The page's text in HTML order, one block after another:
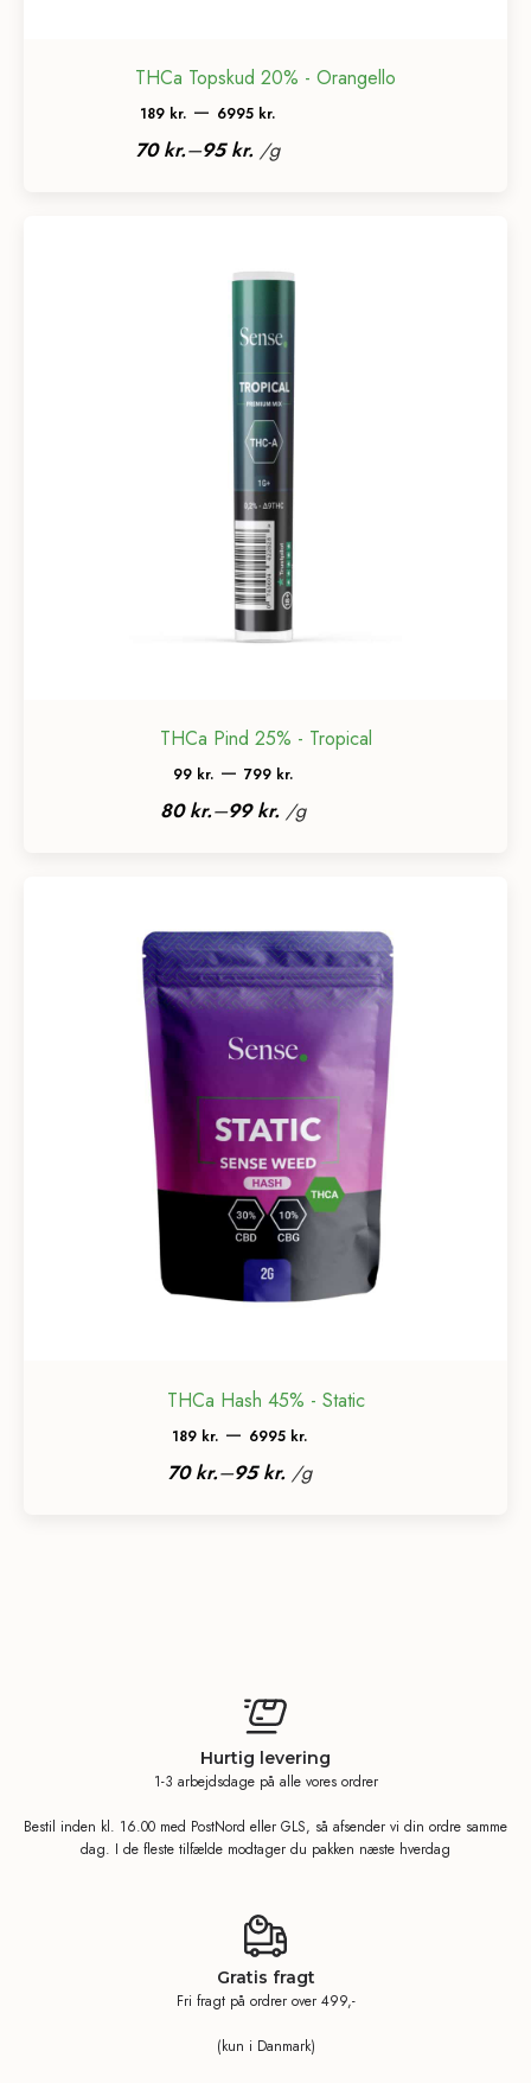
THCa Topskud 20% - Orangello
189 kr. – 6995 kr.Prisinterval:
189 kr.
70kr.–95kr. /g
THCa Pind 25% - Tropical
99 kr. – 799 kr.Prisinterval:
99 kr.
80kr.–99kr. /g
THCa Hash 45% - Static
189 kr. – 6995 kr.Prisinterval:
189 kr.
70kr.–95kr. /g
Hurtig levering
1-3 arbejdsdage på alle vores ordrer
Bestil inden kl. 16.00 med PostNord eller GLS, så afsender vi din ordre samme
dag. I de fleste tilfælde modtager du pakken næste hverdag
Gratis fragt
Fri fragt på ordrer over 499,-
(kun i Danmark)